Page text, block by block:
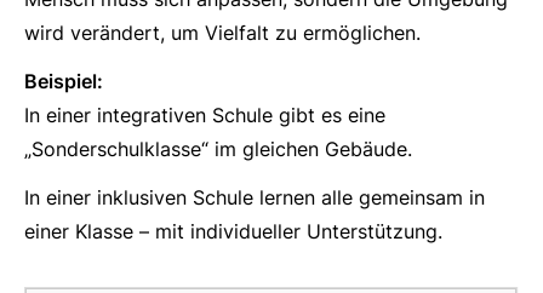
wird verändert, um Vielfalt zu ermöglichen.
Beispiel:
In einer integrativen Schule gibt es eine
„Sonderschulklasse“ im gleichen Gebäude.
In einer inklusiven Schule lernen alle gemeinsam in
einer Klasse – mit individueller Unterstützung.